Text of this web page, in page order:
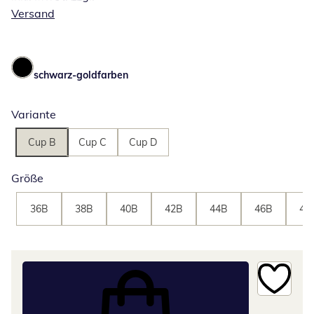
Versand
schwarz-goldfarben
Variante
Cup B Cup C Cup D
Größe
36B 38B 40B 42B 44B 46B